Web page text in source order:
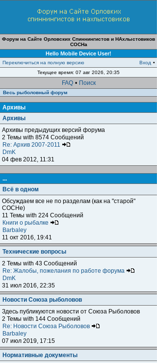
Форум на Сайте Орловских Спиннингистов и НАхлыстовиков
СОСНа
Hello Mobile Device User!
Переключиться на полную версию Вход •
Текущее время: 07 авг 2026, 20:35
FAQ • Поиск
Весь рыболовный форум
Архивы
Архивы
Архивы предыдущих версий форума
2 Темы with 8574 Сообщений
Re: Архив 2007-2011
DmK
04 фев 2012, 11:31
...
Всё в одном
Обсуждаем все не по разделам (как на "старой"
СОСНе)
11 Темы with 224 Сообщений
Книги о рыбалке
Barbaley
11 окт 2016, 19:41
Технические вопросы
2 Темы with 43 Сообщений
Re: Жалобы, пожелания по работе форума
DmK
31 июл 2016, 22:35
Новости Союза рыболовов
Здесь публикуются новости от Союза Рыболовов
2 Темы with 144 Сообщений
Re: Новости Союза Рыболовов
Barbaley
07 июл 2019, 17:15
Нормативные документы